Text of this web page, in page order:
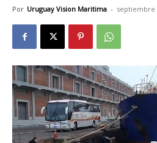
Por Uruguay Vision Maritima - septiembre